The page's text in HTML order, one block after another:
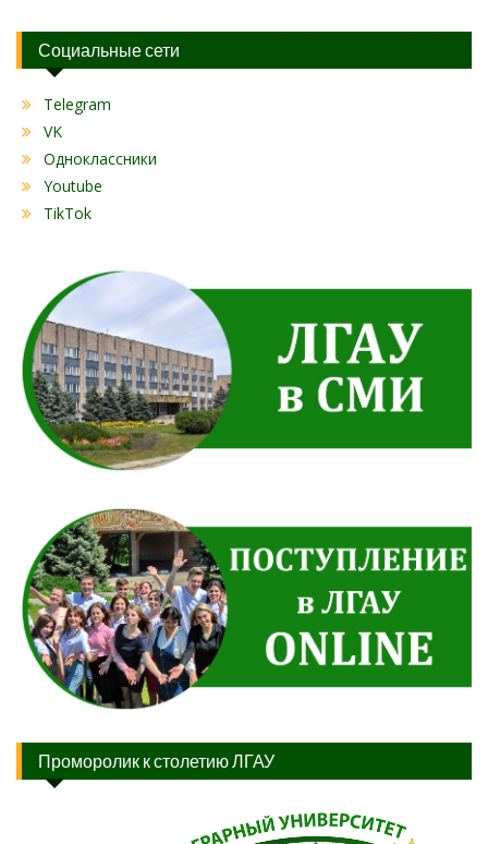
Социальные сети
Telegram
VK
Одноклассники
Youtube
TikTok
Проморолик к столетию ЛГАУ